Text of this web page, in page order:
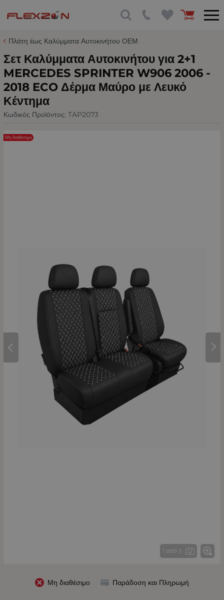
Πλάτη έως Καλύμματα Αυτοκινήτου ΟΕΜ
Σετ Καλύμματα Αυτοκινήτου για 2+1
MERCEDES SPRINTER W906 2006 -
2018 ECO Δέρμα Μαύρο με Λευκό
Κέντημα
Κωδικός Προϊόντος: TAP2073
1 από 5
Μη διαθέσιμο
Μη διαθέσιμο Παράδοση και Πληρωμή